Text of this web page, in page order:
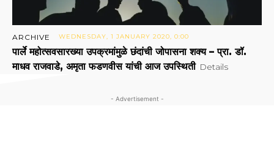
ARCHIVE WEDNESDAY, 1 JANUARY 2020, 0:00
पार्ले महोत्सवसारख्या उपक्रमांमुळे छंदांची जोपासना शक्य – प्रा. डॉ.
माधव राजवाडे, अमृता फडणवीस यांची आज उपस्थिती Details
- Advertisement -